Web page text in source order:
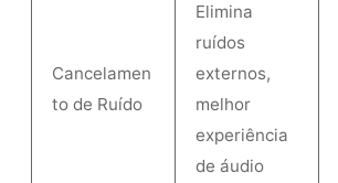
Cancelamen
to de Ruído
Elimina
ruídos
externos,
melhor
experiência
de áudio